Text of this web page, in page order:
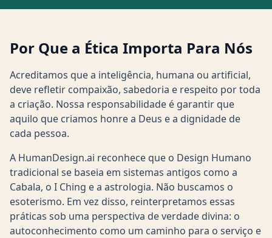
Por Que a Ética Importa Para Nós
Acreditamos que a inteligência, humana ou artificial,
deve refletir compaixão, sabedoria e respeito por toda
a criação. Nossa responsabilidade é garantir que
aquilo que criamos honre a Deus e a dignidade de
cada pessoa.
A HumanDesign.ai reconhece que o Design Humano
tradicional se baseia em sistemas antigos como a
Cabala, o I Ching e a astrologia. Não buscamos o
esoterismo. Em vez disso, reinterpretamos essas
práticas sob uma perspectiva de verdade divina: o
autoconhecimento como um caminho para o serviço e